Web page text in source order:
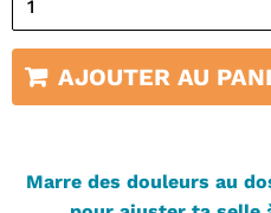
AJOUTER AU
Marre des douleurs au